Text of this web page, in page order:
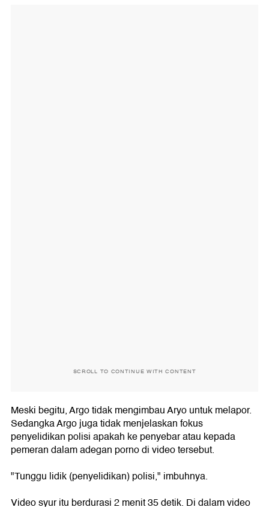
SCROLL TO CONTINUE WITH CONTENT
Meski begitu, Argo tidak mengimbau Aryo untuk melapor.
Sedangka Argo juga tidak menjelaskan fokus
penyelidikan polisi apakah ke penyebar atau kepada
pemeran dalam adegan porno di video tersebut.
"Tunggu lidik (penyelidikan) polisi," imbuhnya.
Video syur itu berdurasi 2 menit 35 detik. Di dalam video